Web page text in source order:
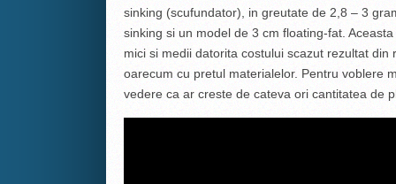
sinking (scufundator), in greutate de 2,8 – 3
sinking si un model de 3 cm floating-fat.
mici si medii datorita costului scazut rezultat
oarecum cu pretul materialelor. Pentru voblere
vedere ca ar creste de cateva ori cantitatea de